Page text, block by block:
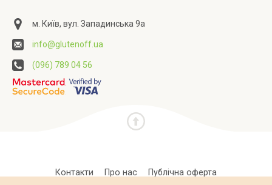
м. Київ, вул. Западинська 9а
info@glutenoff.ua
(096) 789 04 56
Контакти Про нас Публічна оферта